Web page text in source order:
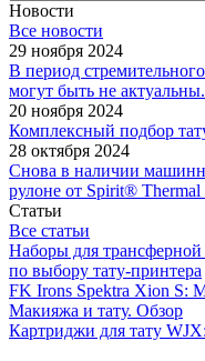
Новости
Все новости
29 ноября 2024
В период
могут быть не актуальны.
20 ноября 2024
Комплексный подбор
28 октября 2024
Снова в наличии
рулоне от Spirit® Thermal
Статьи
Все статьи
Наборы для трансферной
по выбору тату‑принтера
FK Irons Spektra Xion S:
Макияжа и тату. Обзор
Картриджи для тату